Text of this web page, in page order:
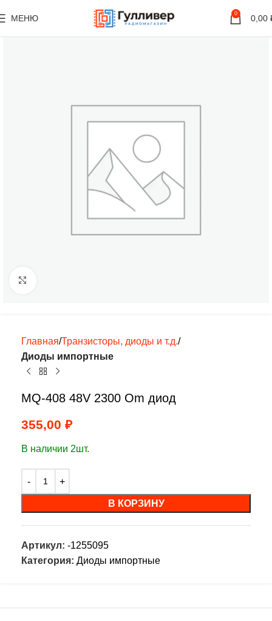
МЕНЮ 0 0,00
Главная Транзисторы, диоды и т.д.
Диоды импортные
MQ-408 48V 2300 Om диод
355,00 ₽
В наличии 2шт.
В КОРЗИНУ
Артикул: -1255095
Категория: Диоды импортные